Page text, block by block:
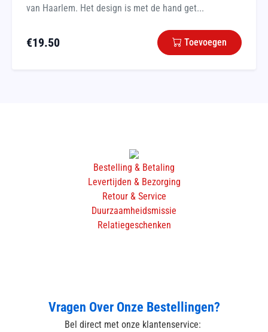
van Haarlem. Het design is met de hand get...
€19.50 Toevoegen
Bestelling & Betaling
Levertijden & Bezorging
Retour & Service
Duurzaamheidsmissie
Relatiegeschenken
Vragen Over Onze Bestellingen?
Bel direct met onze klantenservice: